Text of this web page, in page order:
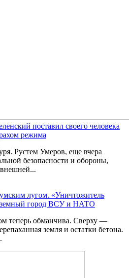
поставил своего человека
режима
Рустем Умеров, еще вчера
безопасности и обороны,
лугом. «Уничтожитель
город ВСУ и НАТО
теперь обманчива. Сверху —
земля и остатки бетона.